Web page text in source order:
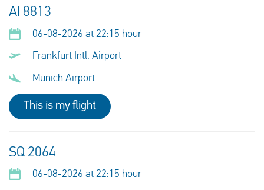
AI 8813
06-08-2026 at 22:15 hour
Frankfurt Intl. Airport
Munich Airport
This is my flight
SQ 2064
06-08-2026 at 22:15 hour